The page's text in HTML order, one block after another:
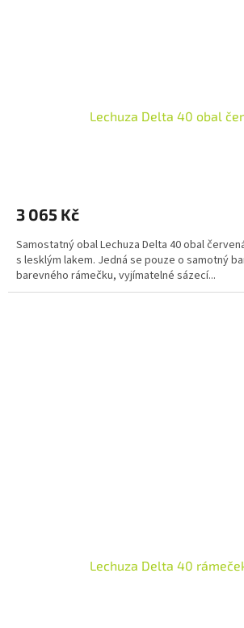
Lechuza Delta 40 obal
3 065 Kč
Samostatný obal Lechuza Delta 40 obal
s lesklým lakem. Jedná se pouze o samotný
barevného rámečku, vyjímatelné sázecí...
Lechuza Delta 40